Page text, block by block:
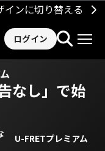
インに切り替える
ログイン
告なし」で始
U-FRETプレミアム